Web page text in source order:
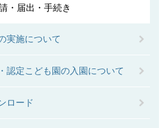
・届出・手続き
実施について
定こども園の入園について
ロード